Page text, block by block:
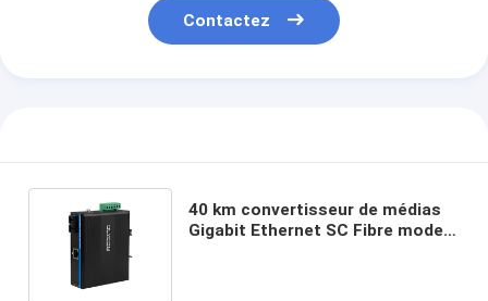
Contactez
40 km convertisseur de médias
Gigabit Ethernet SC Fibre mode